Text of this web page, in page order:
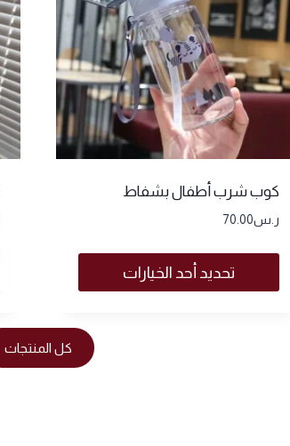
كوب شرب أطفال بشفاط
ر.س70.00
تحديد أحد الخيارات
كل المنتجات